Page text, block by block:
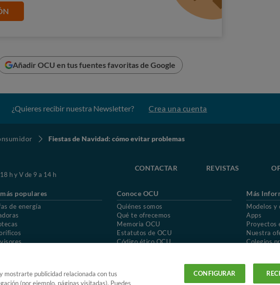
Añadir OCU en tus fuentes favoritas de Google
¿Quieres recibir nuestra Newsletter? Crea una cuenta
Fiestas de Navidad: cómo evitar problemas
h y V de 9 a 14 h
CONTACTAR REVISTAS
populares
de energía
Conoce OCU
Quiénes somos
Qué te ofrecemos
Memoria OCU
Estatutos de OCU
Código ético OCU
Más
Modelos y
Apps
Proyectos
Nuestra
Colegios
Uso del nombre y de los signos de OCU
mostrarte publicidad relacionada con tus
(por ejemplo, páginas visitadas). Puedes
CONFIGURAR